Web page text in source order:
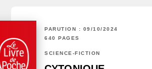
PARUTION : 09/10/2024
640 PAGES
SCIENCE-FICTION